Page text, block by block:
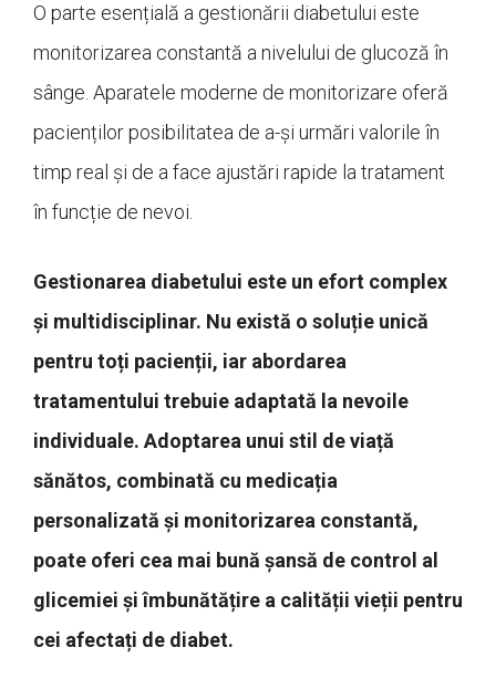
O parte esențială a gestionării diabetului este
monitorizarea constantă a nivelului de glucoză în
sânge. Aparatele moderne de monitorizare oferă
pacienților posibilitatea de a-și urmări valorile în
timp real și de a face ajustări rapide la tratament
în funcție de nevoi.
Gestionarea diabetului este un efort complex
și multidisciplinar. Nu există o soluție unică
pentru toți pacienții, iar abordarea
tratamentului trebuie adaptată la nevoile
individuale. Adoptarea unui stil de viață
sănătos, combinată cu medicația
personalizată și monitorizarea constantă,
poate oferi cea mai bună șansă de control al
glicemiei și îmbunătățire a calității vieții pentru
cei afectați de diabet.